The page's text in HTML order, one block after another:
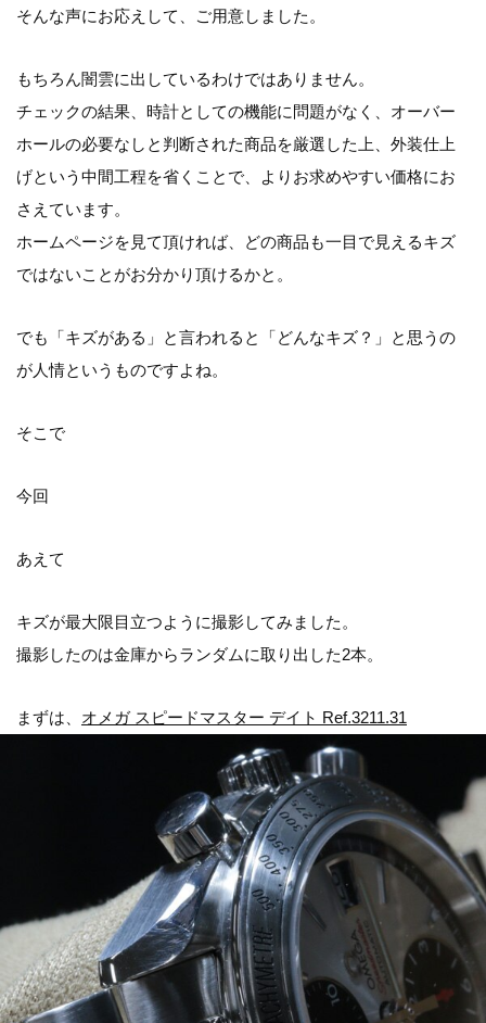
そんな声にお応えして、ご用意しました。
もちろん闇雲に出しているわけではありません。
チェックの結果、時計としての機能に問題がなく、オーバー
ホールの必要なしと判断された商品を厳選した上、外装仕上
げという中間工程を省くことで、よりお求めやすい価格にお
さえています。
ホームページを見て頂ければ、どの商品も一目で見えるキズ
ではないことがお分かり頂けるかと。
でも「キズがある」と言われると「どんなキズ？」と思うの
が人情というものですよね。
そこで
今回
あえて
キズが最大限目立つように撮影してみました。
撮影したのは金庫からランダムに取り出した2本。
まずは、 オメガ スピードマスター デイト Ref.3211.31